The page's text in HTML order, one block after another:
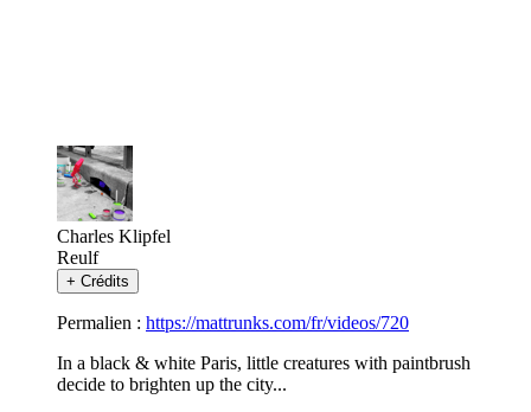
Charles Klipfel
Reulf
+ Crédits
Permalien : https://mattrunks.com/fr/videos/720
In a black & white Paris, little creatures with paintbrush
decide to brighten up the city...